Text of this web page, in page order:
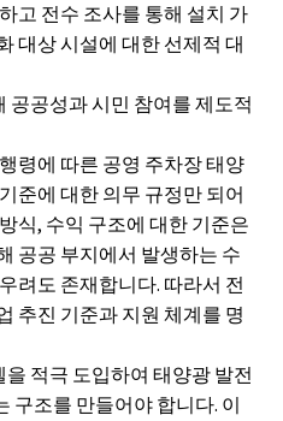
고 전수 조사를 통해 설치 가
대상 시설에 대한 선제적 대
공공성과 시민 참여를 제도적
령에 따른 공영 주차장 태양
준에 대한 의무 규정만 되어
식, 수익 구조에 대한 기준은
공공 부지에서 발생하는 수
려도 존재합니다. 따라서 전
추진 기준과 지원 체계를 명
적극 도입하여 태양광 발전
구조를 만들어야 합니다. 이